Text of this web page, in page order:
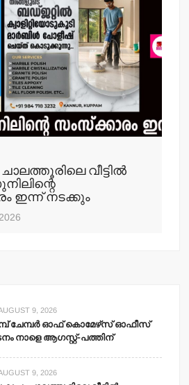
വീട്ടില്‍
ഇന്ന് നടക്കും
9, 2026
ചേമ്പര്‍ ഓഫ് കൊമേഴ്‌സ് ഓഫീസ്
നാളെ ആഗസ്റ്റ്-പത്തിന്
9, 2026